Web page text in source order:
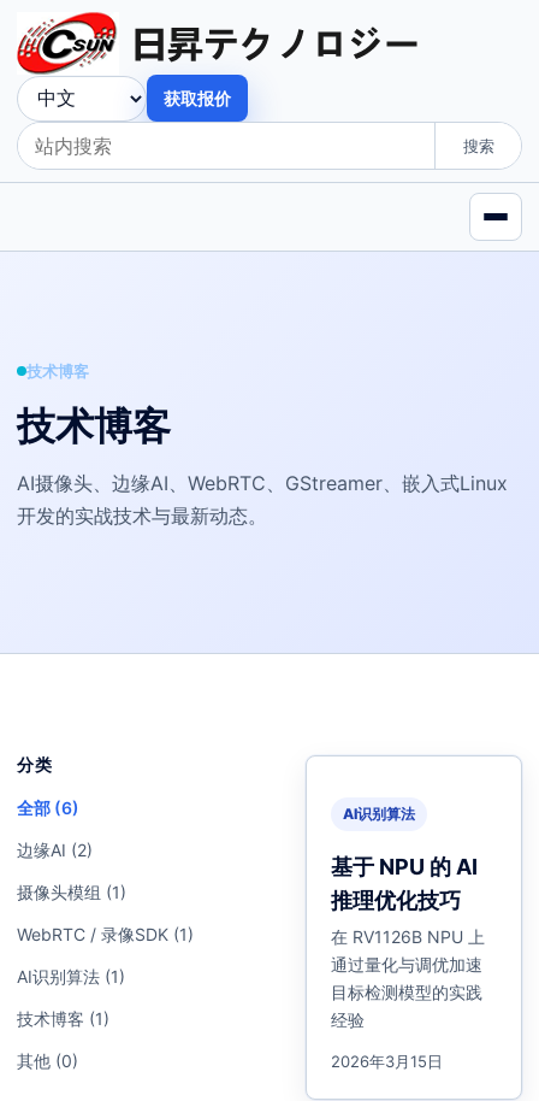
搜索
获取报价
技术博客
技术博客
AI摄像头、边缘AI、WebRTC、GStreamer、嵌入式Linux
开发的实战技术与最新动态。
分类
全部 (6)
边缘AI (2)
摄像头模组 (1)
WebRTC / 录像SDK (1)
AI识别算法 (1)
技术博客 (1)
其他 (0)
AI识别算法
基于 NPU 的 AI
推理优化技巧
在 RV1126B NPU 上
通过量化与调优加速
目标检测模型的实践
经验
2026年3月15日